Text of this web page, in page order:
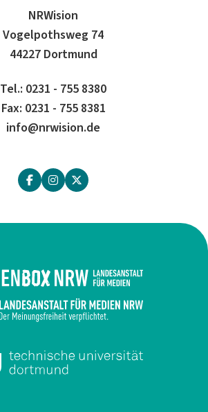
NRWision
Vogelpothsweg 74
44227 Dortmund
Tel.: 0231 - 755 8380
Fax: 0231 - 755 8381
info@nrwision.de